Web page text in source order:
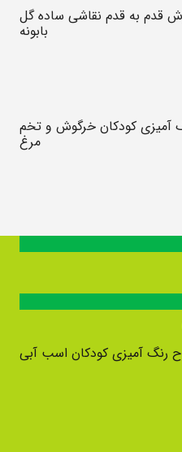
قدم به قدم نقاشی ساده گل
بابونه
آمیزی کودکان خرگوش و تخم
مرغ
رنگ آمیزی کودکان اسب آبی